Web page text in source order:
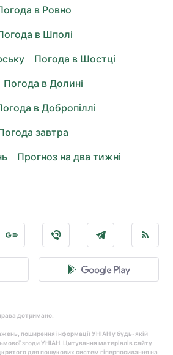
в Ровно
в Шполі
Погода в Шостці
Погода в Долині
в Добропіллі
завтра
Прогноз на два тижні
дотримано.
поширення інформації УНІАН у будь-якій
згоди УНІАН. Цитування матеріалів сайту
для пошукових систем гіперпосилання на